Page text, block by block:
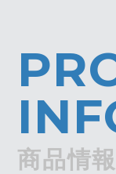
商品情報